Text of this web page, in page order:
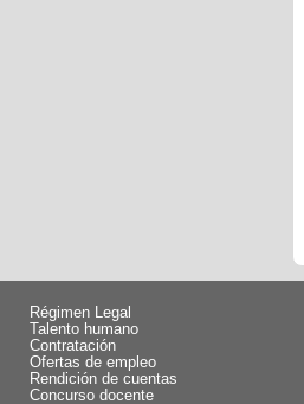
Régimen Legal
Talento humano
Contratación
Ofertas de empleo
Rendición de cuentas
Concurso docente